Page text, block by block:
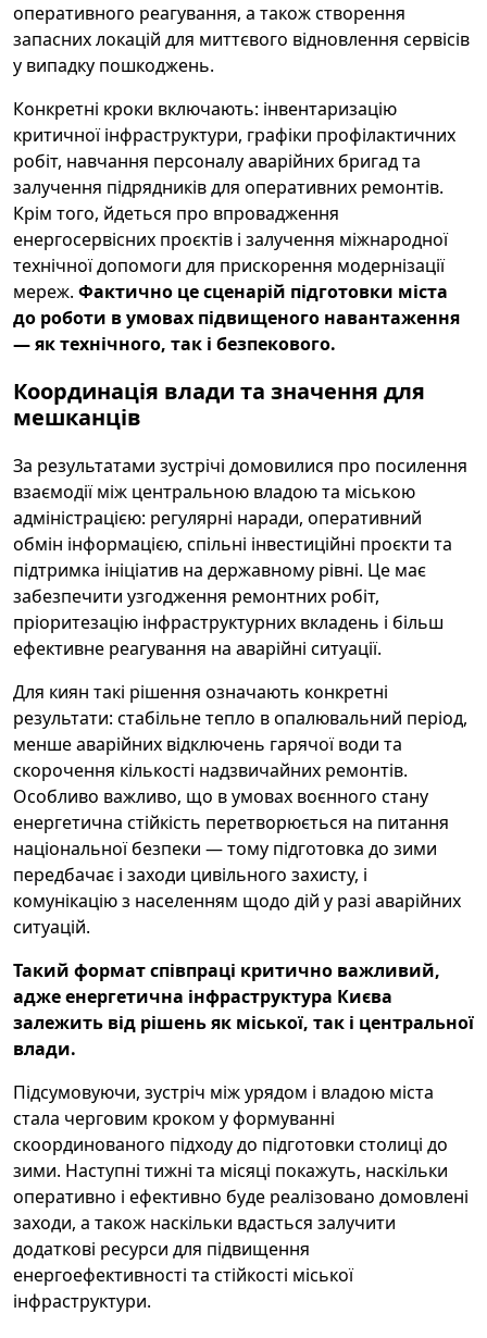
оперативного реагування, а також створення
запасних локацій для миттєвого відновлення сервісів
у випадку пошкоджень.
Конкретні кроки включають: інвентаризацію
критичної інфраструктури, графіки профілактичних
робіт, навчання персоналу аварійних бригад та
залучення підрядників для оперативних ремонтів.
Крім того, йдеться про впровадження
енергосервісних проєктів і залучення міжнародної
технічної допомоги для прискорення модернізації
мереж. Фактично це сценарій підготовки міста
до роботи в умовах підвищеного навантаження
— як технічного, так і безпекового.
Координація влади та значення для
мешканців
За результатами зустрічі домовилися про посилення
взаємодії між центральною владою та міською
адміністрацією: регулярні наради, оперативний
обмін інформацією, спільні інвестиційні проєкти та
підтримка ініціатив на державному рівні. Це має
забезпечити узгодження ремонтних робіт,
пріоритезацію інфраструктурних вкладень і більш
ефективне реагування на аварійні ситуації.
Для киян такі рішення означають конкретні
результати: стабільне тепло в опалювальний період,
менше аварійних відключень гарячої води та
скорочення кількості надзвичайних ремонтів.
Особливо важливо, що в умовах воєнного стану
енергетична стійкість перетворюється на питання
національної безпеки — тому підготовка до зими
передбачає і заходи цивільного захисту, і
комунікацію з населенням щодо дій у разі аварійних
ситуацій.
Такий формат співпраці критично важливий,
адже енергетична інфраструктура Києва
залежить від рішень як міської, так і центральної
влади.
Підсумовуючи, зустріч між урядом і владою міста
стала черговим кроком у формуванні
скоординованого підходу до підготовки столиці до
зими. Наступні тижні та місяці покажуть, наскільки
оперативно і ефективно буде реалізовано домовлені
заходи, а також наскільки вдасться залучити
додаткові ресурси для підвищення
енергоефективності та стійкості міської
інфраструктури.